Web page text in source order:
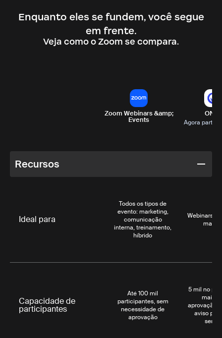
Enquanto eles se fundem, você segue
em frente.
Veja como o Zoom se compara.
Zoom Webinars &amp;
Events
ON24
Agora parte
Recursos
Ideal para
Todos os tipos de
evento: marketing,
comunicação
interna, treinamento,
híbrido
Webinars
Capacidade de
participantes
Até 100 mil
participantes, sem
necessidade de
aprovação
5 mil no
mais,
aprovação
aviso